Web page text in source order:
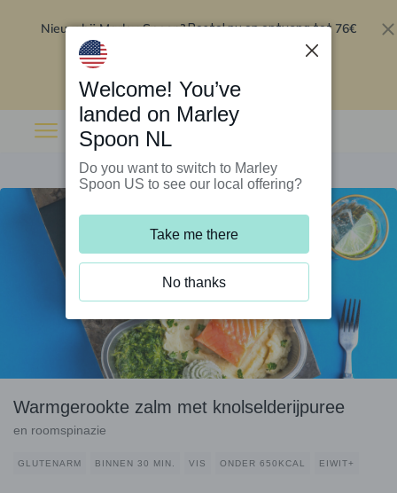
Nieuw bij Marley Spoon?Bestel nu en ontvang tot 76€
Warmgerookte zalm met knolselderijpuree
en roomspinazie
GLUTENARM BINNEN 30 MIN. VIS ONDER 650KCAL EIWIT+
Welcome! You’ve
landed on Marley
Spoon NL
Do you want to switch to Marley
Spoon US to see our local offering?
Take me there
No thanks